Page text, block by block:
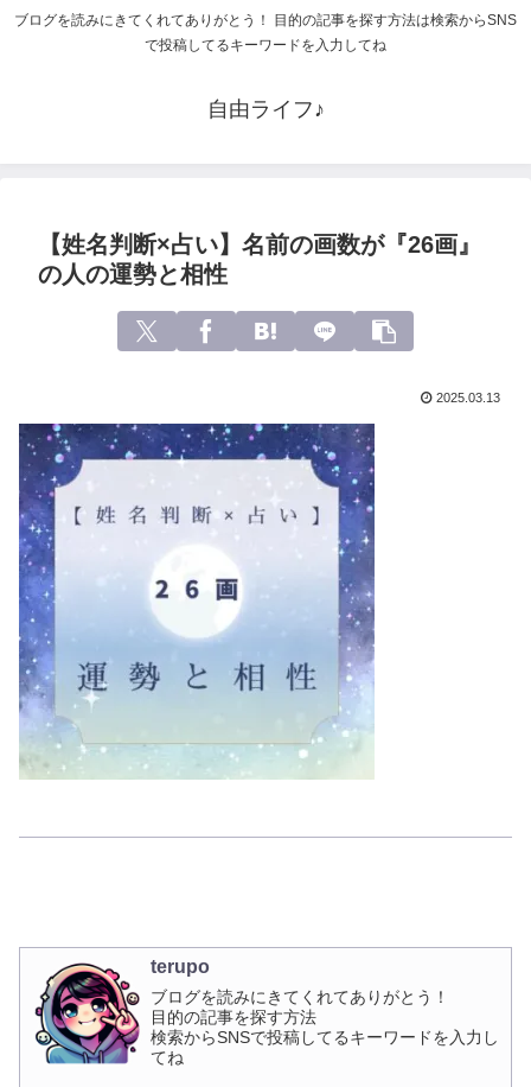
ブログを読みにきてくれてありがとう！ 目的の記事を探す方法は検索からSNS
で投稿してるキーワードを入力してね
自由ライフ♪
【姓名判断×占い】名前の画数が『26画』
の人の運勢と相性
2025.03.13
terupo
ブログを読みにきてくれてありがとう！
目的の記事を探す方法
検索からSNSで投稿してるキーワードを入力し
てね